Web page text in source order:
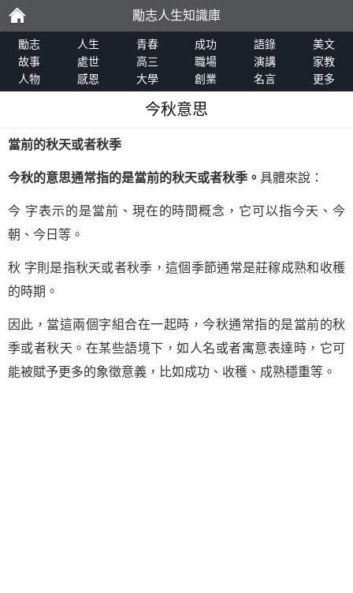
勵
志
勵志人生知識庫
勵志 人生 青春 成功 語錄
美文
故事
處世 高三 職場 演講
家教
人物
感恩 大學 創業 名言 更多
今秋意思
當前的秋天或者秋季
今秋的意思通常指的是當前的秋天或者秋季。 具體來說：
今 字表示的是當前、現在的時間概念，它可以指今天、今
朝、今日等。
秋 字則是指秋天或者秋季，這個季節通常是莊稼成熟和收穫
的時期。
因此，當這兩個字組合在一起時，今秋通常指的是當前的秋
季或者秋天。在某些語境下，如人名或者寓意表達時，它可
能被賦予更多的象徵意義，比如成功、收穫、成熟穩重等。